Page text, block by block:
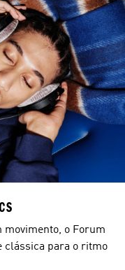
movimento, o Forum
clássica para o ritmo